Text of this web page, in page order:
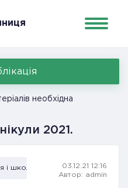
необхідна
2021.
і школа
03.12.21 12:16
Автор: admin